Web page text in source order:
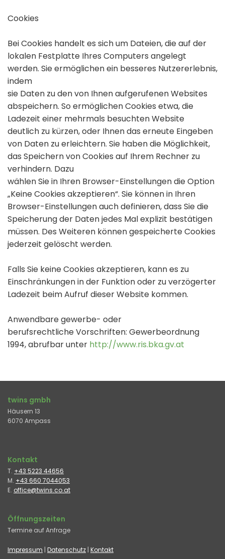
Cookies
Bei Cookies handelt es sich um Dateien, die auf der
lokalen Festplatte Ihres Computers angelegt
werden. Sie ermöglichen ein besseres Nutzererlebnis,
indem
sie Daten zu den von Ihnen aufgerufenen Websites
abspeichern. So ermöglichen Cookies etwa, die
Ladezeit einer mehrmals besuchten Website
deutlich zu kürzen, oder Ihnen das erneute Eingeben
von Daten zu erleichtern. Sie haben die Möglichkeit,
das Speichern von Cookies auf Ihrem Rechner zu
verhindern. Dazu
wählen Sie in Ihren Browser-Einstellungen die Option
„Keine Cookies akzeptieren“. Sie können in Ihren
Browser-Einstellungen auch definieren, dass Sie die
Speicherung der Daten jedes Mal explizit bestätigen
müssen. Des Weiteren können gespeicherte Cookies
jederzeit gelöscht werden.
Falls Sie keine Cookies akzeptieren, kann es zu
Einschränkungen in der Funktion oder zu verzögerter
Ladezeit beim Aufruf dieser Website kommen.
Anwendbare gewerbe- oder
berufsrechtliche Vorschriften: Gewerbeordnung
1994, abrufbar unter http://www.ris.bka.gv.at
twins gmbh
Häusern 13
6070 Ampass
Kontakt
T. +43 5223 44656
M. +43 660 7044053
E. office@twins.co.at
Öffnungszeiten
Termine auf Anfrage
Impressum | Datenschutz | Kontakt